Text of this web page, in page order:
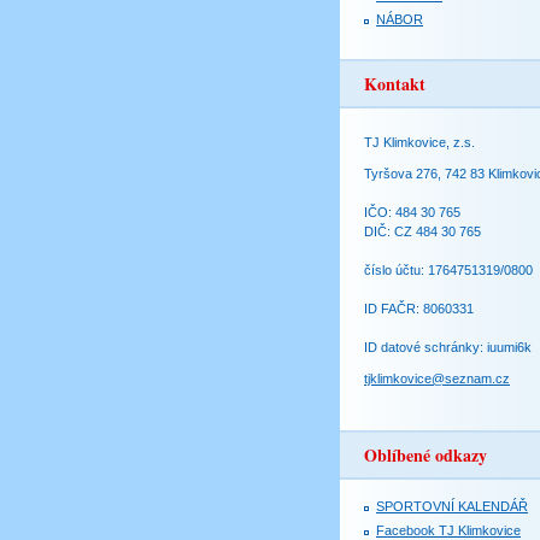
NÁBOR
Kontakt
TJ Klimkovice, z.s.
Tyršova 276, 742 83
IČO: 484 30 765
DIČ: CZ 484 30 765
číslo účtu: 1764751319/0800
ID FAČR: 8060331
ID datové schránky: iuumi6k
tjklimkovice@seznam.cz
Oblíbené odkazy
SPORTOVNÍ KALENDÁŘ
Facebook TJ Klimkovice